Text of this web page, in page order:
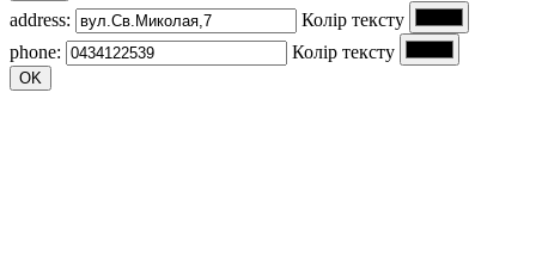
address:
Колір тексту
phone:
Колір тексту